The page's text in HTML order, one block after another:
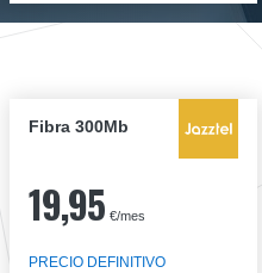
Fibra 300Mb
19,95 €/mes
PRECIO DEFINITIVO